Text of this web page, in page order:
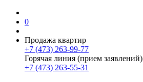
0
Продажа квартир
+7 (473) 263-99-77
Горячая линия (прием заявлений)
+7 (473) 263-55-31